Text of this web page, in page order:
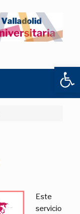
Abrir
Este
servicio